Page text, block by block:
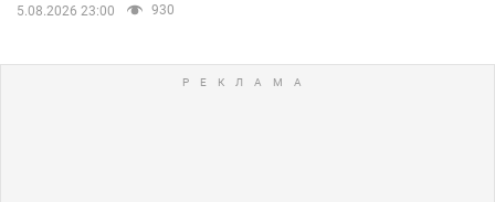
5.08.2026 23:00 930